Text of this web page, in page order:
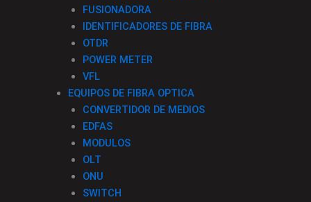
r
a
m
i
n
FUSIONADORA
IDENTIFICADORES DE FIBRA
OTDR
POWER METER
VFL
EQUIPOS DE FIBRA OPTICA
CONVERTIDOR DE MEDIOS
EDFAS
MODULOS
OLT
ONU
SWITCH